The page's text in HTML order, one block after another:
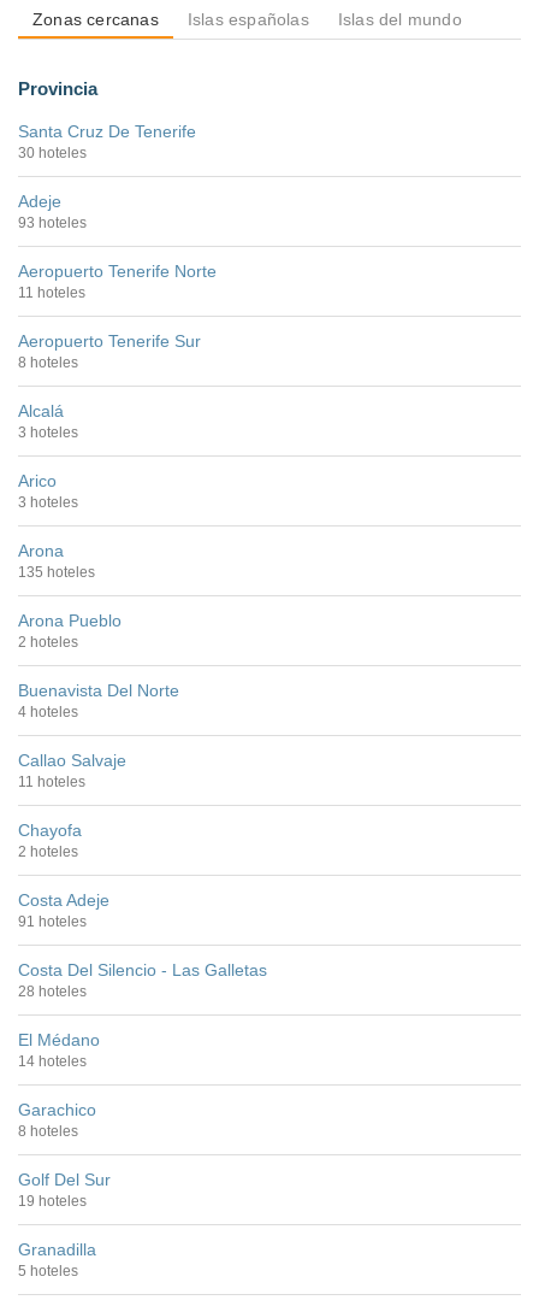
Zonas cercanas Islas españolas Islas del mundo
Provincia
Santa Cruz De Tenerife
30 hoteles
Adeje
93 hoteles
Aeropuerto Tenerife Norte
11 hoteles
Aeropuerto Tenerife Sur
8 hoteles
Alcalá
3 hoteles
Arico
3 hoteles
Arona
135 hoteles
Arona Pueblo
2 hoteles
Buenavista Del Norte
4 hoteles
Callao Salvaje
11 hoteles
Chayofa
2 hoteles
Costa Adeje
91 hoteles
Costa Del Silencio - Las Galletas
28 hoteles
El Médano
14 hoteles
Garachico
8 hoteles
Golf Del Sur
19 hoteles
Granadilla
5 hoteles